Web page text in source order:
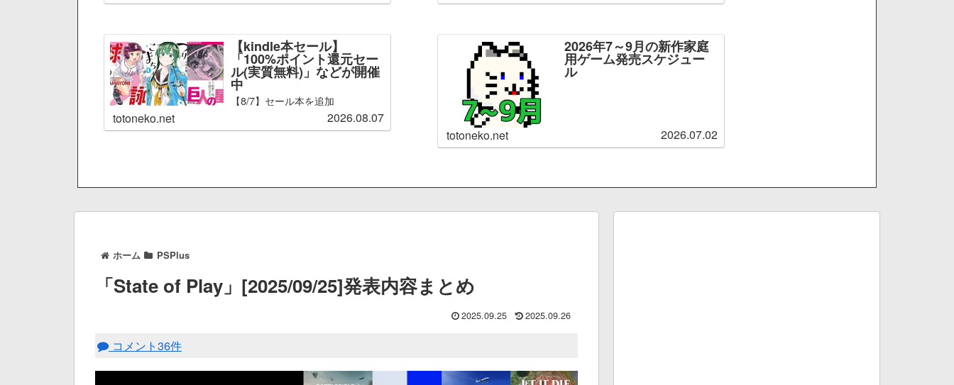
【kindle本セール】
「100%ポイント還元セー
ル(実質無料)」などが開催
中
【8/7】セール本を追加
totoneko.net 2026.08.07
2026年7～9月の新作家庭
用ゲーム発売スケジュー
ル
totoneko.net 2026.07.02
ホーム PSPlus
「State of Play」[2025/09/25]発表内容まとめ
2025.09.25 2025.09.26
コメント36件